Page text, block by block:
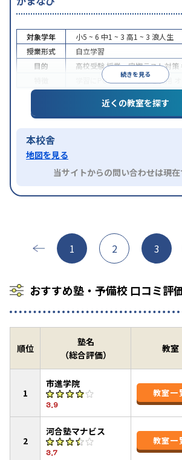
続きを見る
対象学年 小5 ~ 6 中1 ~ 3 高1 ~ 3 浪人生
授業形式
自立学習
目的
高校受験授業・定期テスト対策
学習にPC・タブレットを利用
近くの教室を探す
本校舎
地図を見る
当サイトからの問い合わせは現
1 2 3
おすすめ塾・予備校 口コミ評
順位
塾名
（総合評価）
教室
1
市進学院
3.9
教室一
2
河合塾マナビス
3.7
教室一